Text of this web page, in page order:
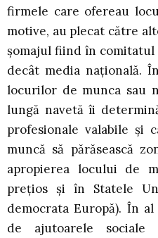
firmele care ofereau
motive, au plecat către
şomajul fiind în comitatul
decât media naţională.
locurilor de munca sau
lungă navetă îi
profesionale valabile şi
muncă să părăsească
apropierea locului de
preţios şi în Statele
democrata Europă). În
de ajutoarele sociale